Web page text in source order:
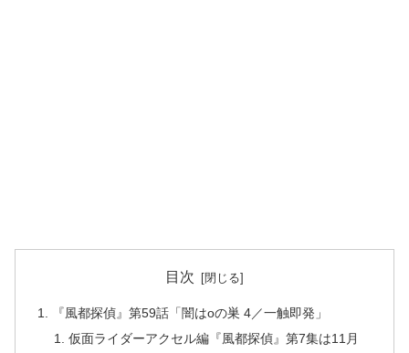
目次
『風都探偵』第59話「闇はoの巣 4／一触即発」
仮面ライダーアクセル編『風都探偵』第7集は11月